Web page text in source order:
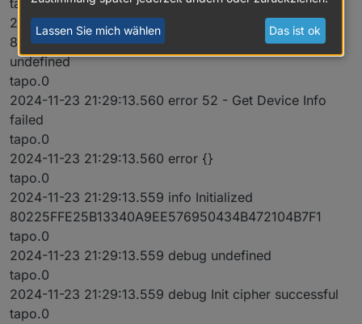
tapo.0
2024-11-23 21:29:13.560 debug initResult
80225FFE25B13340A9EE576950434B472104B7F1
undefined
tapo.0
2024-11-23 21:29:13.560 error 52 - Get Device Info
failed
tapo.0
2024-11-23 21:29:13.560 error {}
tapo.0
2024-11-23 21:29:13.559 info Initialized
80225FFE25B13340A9EE576950434B472104B7F1
tapo.0
2024-11-23 21:29:13.559 debug undefined
tapo.0
2024-11-23 21:29:13.559 debug Init cipher successful
tapo.0
Lassen Sie mich wählen Das ist ok